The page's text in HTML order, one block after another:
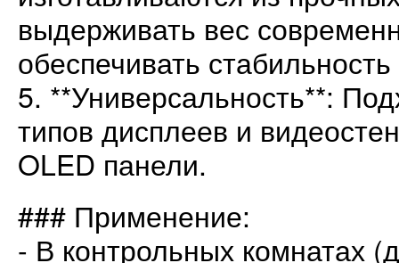
выдерживать вес
обеспечивать
5. **Универсальность**:
типов дисплеев и
OLED панели.
### Применение:
- В контрольных комнатах